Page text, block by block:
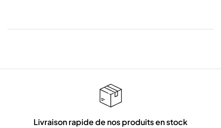
Livraison rapide de nos produits en stock